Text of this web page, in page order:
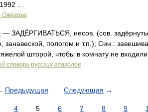
…
Ожегова
— ЗАДЁРГИВАТЬСЯ, несов. (сов.
занавеской, пологом и т.п.); Син.:
шторой, чтобы в комнату не
словарь русских глаголов
Предыдущая Следующая →
4 5 6 7 8 9